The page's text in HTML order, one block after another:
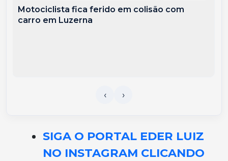
Motociclista fica ferido em colisão com
carro em Luzerna
SIGA O PORTAL EDER LUIZ
NO INSTAGRAM CLICANDO